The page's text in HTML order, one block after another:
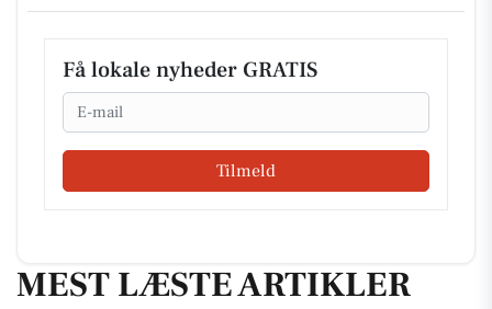
Få lokale nyheder GRATIS
Email
Tilmeld
MEST LÆSTE ARTIKLER